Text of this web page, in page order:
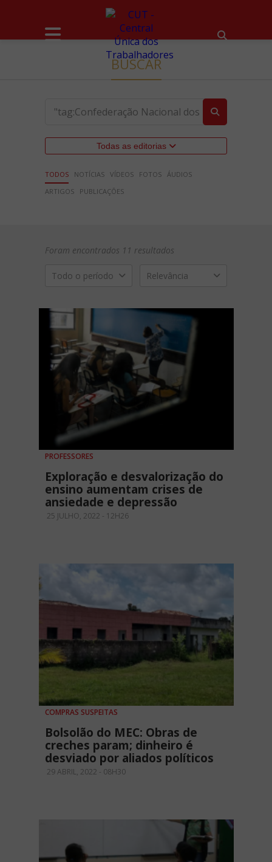
BUSCAR
Todas as editorias
TODOS NOTÍCIAS VÍDEOS FOTOS ÁUDIOS
ARTIGOS
PUBLICAÇÕES
Foram encontrados 11 resultados
Todo o período Relevância
PROFESSORES
Exploração e desvalorização do
ensino aumentam crises de
ansiedade e depressão
25 JULHO, 2022 - 12H26
COMPRAS SUSPEITAS
Bolsolão do MEC: Obras de
creches param; dinheiro é
desviado por aliados políticos
29 ABRIL, 2022 - 08H30